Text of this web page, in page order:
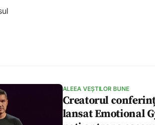
ALEEA VEȘTILOR BUNE
Creatorul
lansat Emotional